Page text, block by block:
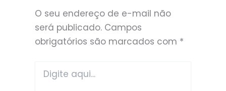
O seu endereço de e-mail não
será publicado. Campos
obrigatórios são marcados com *
aqui...